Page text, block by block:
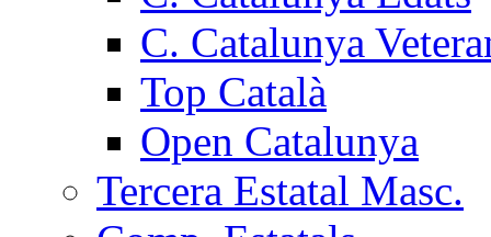
C. Catalunya
Top Català
Open Catalunya
Tercera Estatal Masc.